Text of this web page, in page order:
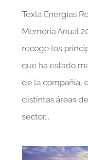
Texla Energías
Memoria Anual
recoge los
que ha estado
de la compañía,
distintas áreas
sector...